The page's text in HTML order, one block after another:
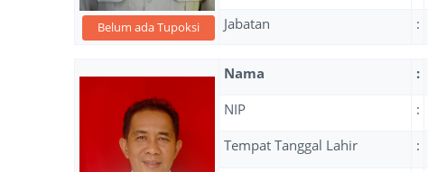
Belum ada Tupoksi
Jabatan
:
Nama :
NIP
:
Tempat Tanggal Lahir
: